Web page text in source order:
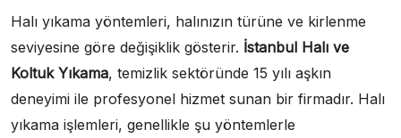
Halı yıkama yöntemleri, halınızın türüne ve kirlenme
seviyesine göre değişiklik gösterir. İstanbul Halı ve
Koltuk Yıkama, temizlik sektöründe 15 yılı aşkın
deneyimi ile profesyonel hizmet sunan bir firmadır. Halı
yıkama işlemleri, genellikle şu yöntemlerle